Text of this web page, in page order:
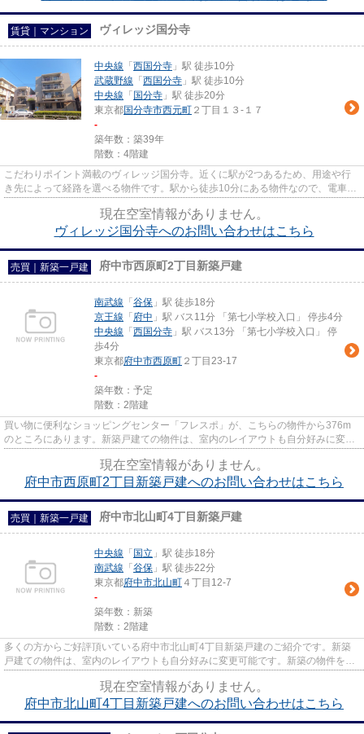
賃貸｜マンション ヴィレッジ国分寺
中央線 「 西国分寺 」駅 徒歩10分
武蔵野線 「 西国分寺 」駅 徒歩10分
中央線 「 国分寺 」駅 徒歩20分
東京都国分寺市西元町 ２丁目１３-１７
-
築年数：築39年
階数：4階建
こだわりポイント満載のヴィレッジ国分寺。近くに駅が2つあるため、用途や行
き先によって経路を選べる物件です。駅から徒歩10分にある物件なので、電車利
現在空室情報がありません。
ヴィレッジ国分寺へのお問い合わせはこちら
売買｜新築一戸建 府中市西原町2丁目新築戸建
南武線 「 谷保 」駅 徒歩18分
京王線 「 府中 」駅 バス11分 「第七小学校入口」 停歩4分
中央線 「 西国分寺 」駅 バス13分 「第七小学校入口」 停
歩4分
東京都府中市西原町 ２丁目23-17
-
築年数：予定
階数：2階建
買い物に便利なショッピングセンター「フレスポ」が、こちらの物件から376m
のところにあります。新築戸建ての物件は、室内のレイアウトも自分好みに変更
現在空室情報がありません。
府中市西原町2丁目新築戸建へのお問い合わせはこちら
売買｜新築一戸建 府中市北山町4丁目新築戸建
中央線 「 国立 」駅 徒歩18分
南武線 「 谷保 」駅 徒歩22分
東京都府中市北山町 ４丁目12-7
-
築年数：新築
階数：2階建
多くの方からご好評頂いている府中市北山町4丁目新築戸建のご紹介です。新築
戸建ての物件は、室内のレイアウトも自分好みに変更可能です。新築の物件を検
現在空室情報がありません。
府中市北山町4丁目新築戸建へのお問い合わせはこちら